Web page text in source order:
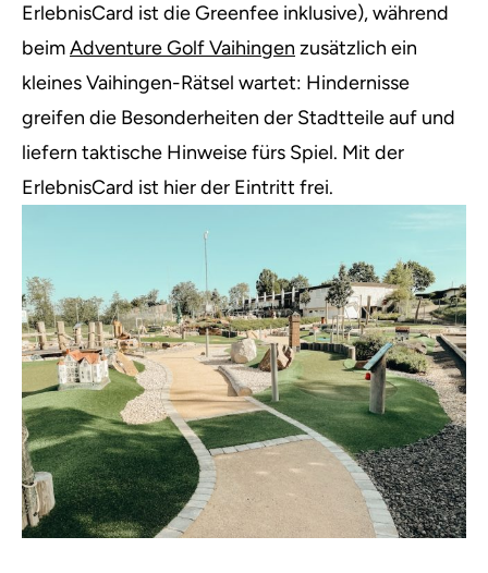
ErlebnisCard ist die Greenfee inklusive), während
beimAdventure Golf Vaihingen zusätzlich ein
kleines Vaihingen-Rätsel wartet: Hindernisse
greifen die Besonderheiten der Stadtteile auf und
liefern taktische Hinweise fürs Spiel. Mit der
ErlebnisCard ist hier der Eintritt frei.